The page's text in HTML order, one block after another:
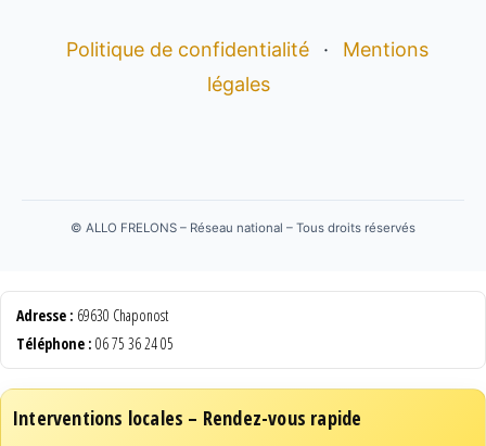
Politique de confidentialité ·
Mentions
légales
© ALLO FRELONS – Réseau national – Tous droits réservés
Adresse : 69630 Chaponost
Téléphone : 06 75 36 24 05
Interventions locales – Rendez-vous rapide